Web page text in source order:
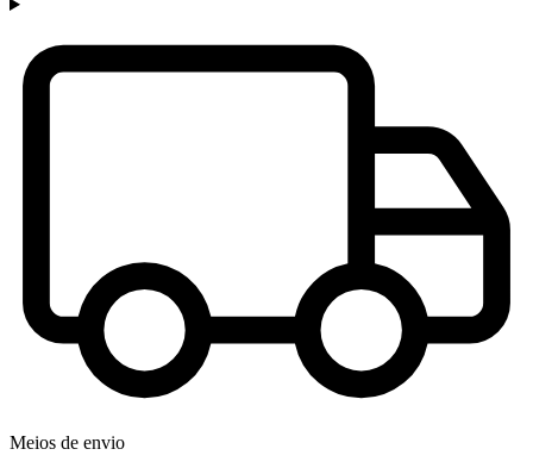
Meios de envio